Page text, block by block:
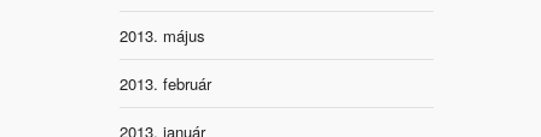
2013. május
2013. február
2013. január